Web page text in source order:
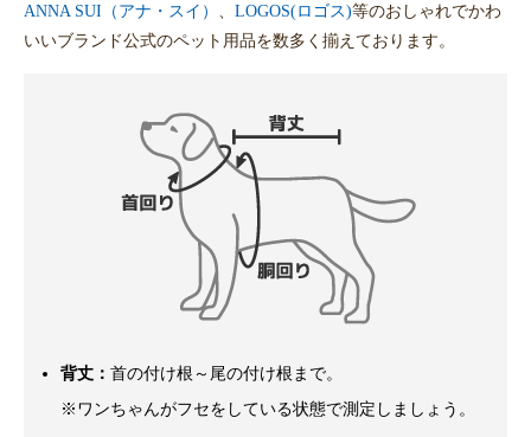
ANNA SUI（アナ・スイ） 、 LOGOS(ロゴス)等のおしゃれでかわ
いいブランド公式のペット用品を数多く揃えております。
背丈： 首の付け根～尾の付け根まで。
※ワンちゃんがフセをしている状態で測定しましょう。